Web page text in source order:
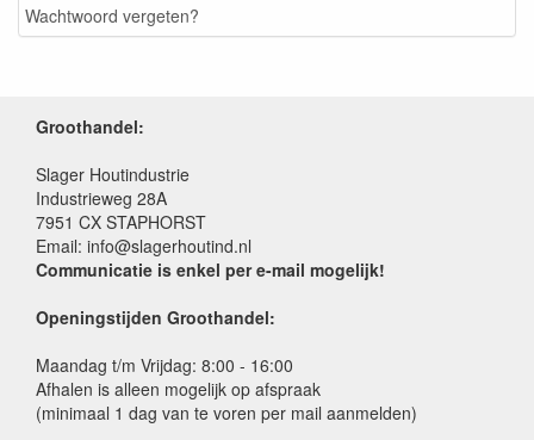
Wachtwoord vergeten?
Groothandel:
Slager Houtindustrie
Industrieweg 28A
7951 CX STAPHORST
Email: info@slagerhoutind.nl
Communicatie is enkel per e-mail mogelijk!
Openingstijden Groothandel:
Maandag t/m Vrijdag: 8:00 - 16:00
Afhalen is alleen mogelijk op afspraak
(minimaal 1 dag van te voren per mail aanmelden)